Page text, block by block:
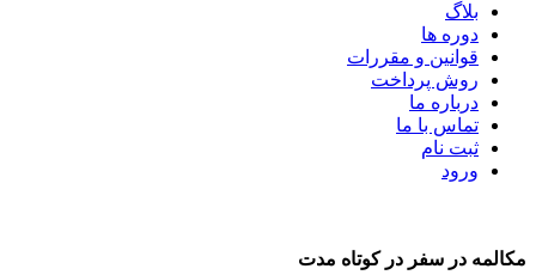
بلاگ
دوره ها
قوانین و مقررات
روش پرداخت
درباره ما
تماس با ما
ثبت نام
ورود
مکالمه در سفر در کوتاه مدت